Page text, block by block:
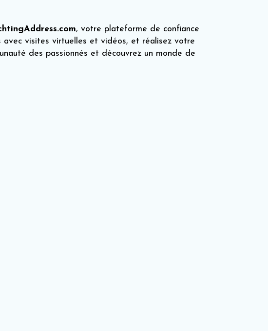
, votre plateforme de confiance
avec visites virtuelles et vidéos, et réalisez votre
des passionnés et découvrez un monde de